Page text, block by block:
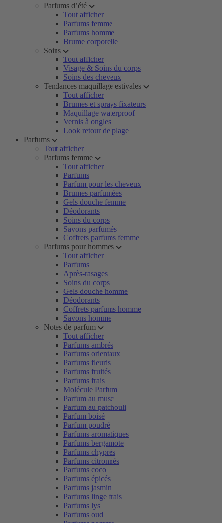
Parfums d’été
Tout afficher
Parfums femme
Parfums homme
Brume corporelle
Soins
Tout afficher
Visage & Soins du corps
Soins des cheveux
Tendances maquillage estivales
Tout afficher
Brumes et sprays fixateurs
Maquillage waterproof
Vernis à ongles
Look retour de plage
Parfums
Tout afficher
Parfums femme
Tout afficher
Parfums
Parfum pour les cheveux
Brumes parfumées
Gels douche femme
Déodorants
Soins du corps
Savons parfumés
Coffrets parfums femme
Parfums pour hommes
Tout afficher
Parfums
Après-rasages
Soins du corps
Gels douche homme
Déodorants
Coffrets parfums homme
Savons homme
Notes de parfum
Tout afficher
Parfums ambrés
Parfums orientaux
Parfums fleuris
Parfums fruités
Parfums frais
Molécule Parfum
Parfum au musc
Parfum au patchouli
Parfum boisé
Parfum poudré
Parfums aromatiques
Parfums bergamote
Parfums chyprés
Parfums citronnés
Parfums coco
Parfums épicés
Parfums jasmin
Parfums linge frais
Parfums lys
Parfums oud